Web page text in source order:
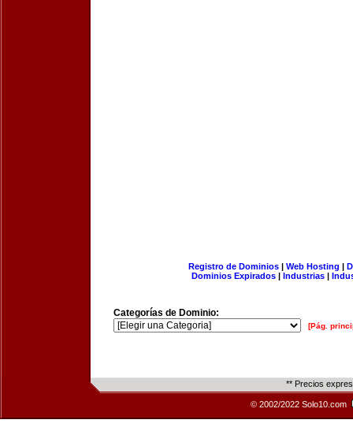
Registro de Dominios| Web Hosting |
Dominios Expirados | Industrias |
Categorías de Dominio:
[Pág.
** Precios
© 2002/2022 Solo10.com